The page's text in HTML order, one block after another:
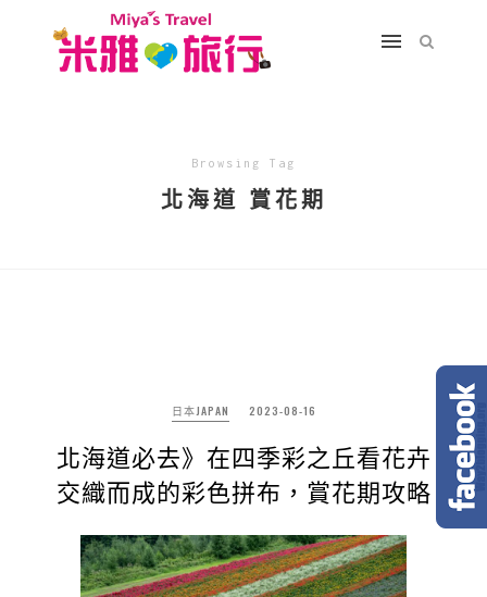
Browsing Tag
北海道 賞花期
日本JAPAN 2023-08-16
北海道必去》在四季彩之丘看花卉
交織而成的彩色拼布，賞花期攻略